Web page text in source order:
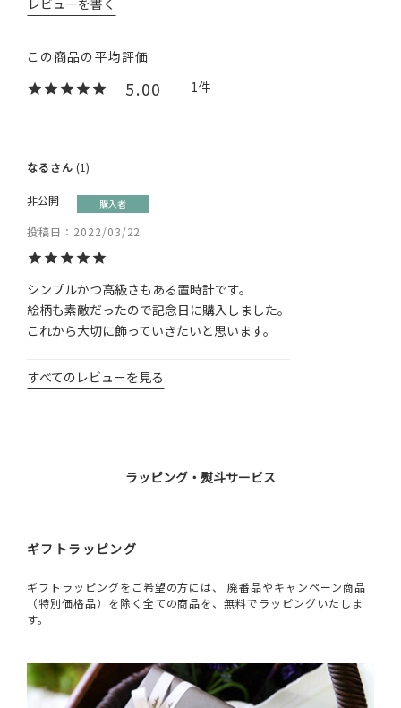
5.00 1
なる 1
購入者
非公開
投稿日 2022/03/22
シンプルかつ高級さもある置時計です。
絵柄も素敵だったので記念日に購入しました。
これから大切に飾っていきたいと思います。
すべてのレビューを見る
レビューを書く
ラッピング・熨斗サービス
ギフトラッピング
ギフトラッピングをご希望の方には、 廃番品やキャンペーン商品
（特別価格品）を除く全ての商品を、無料でラッピングいたしま
す。